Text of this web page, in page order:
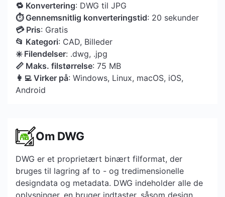
🔁 Konvertering: DWG til JPG
⏱ Gennemsnitlig konverteringstid: 20 sekunder
💳 Pris: Gratis
📂 Kategori: CAD, Billeder
✳️ Filendelser: .dwg, .jpg
📏 Maks. filstørrelse: 75 MB
👩‍💻 Virker på: Windows, Linux, macOS, iOS,
Android
Om DWG
DWG er et proprietært binært filformat, der
bruges til lagring af to - og tredimensionelle
designdata og metadata. DWG indeholder alle de
oplysninger, en bruger indtaster, såsom design,